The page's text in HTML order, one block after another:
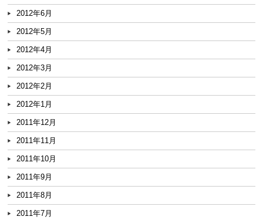
2012年6月
2012年5月
2012年4月
2012年3月
2012年2月
2012年1月
2011年12月
2011年11月
2011年10月
2011年9月
2011年8月
2011年7月